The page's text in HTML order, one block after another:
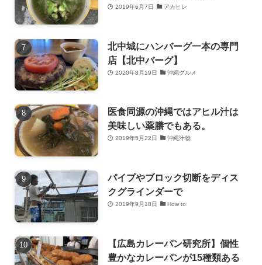
2019年6月7日 アカヒレ
北中城にハンバーグ一本の専門
店【北中バーグ】
2020年8月19日 沖縄グルメ
医食同源の沖縄ではアヒル汁は
美味しい薬膳でもある。
2019年5月22日 沖縄汁物
パイプやブロック切断をディス
クグラインダーで
2019年9月18日 How to
【広島カレーパン研究所】個性
豊かなカレーパンが15種類ある